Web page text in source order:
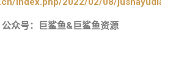
众号：巨鲨鱼&巨鲨鱼资源